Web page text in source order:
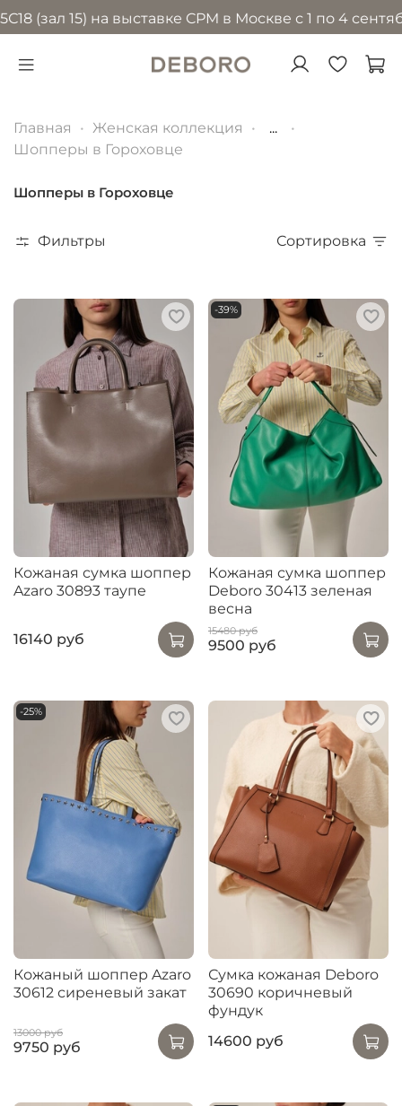
15) на выставке CPM в Москве с 1 по 4
Главная Женская коллекция
...
Шопперы в Гороховце
Шопперы в Гороховце
Фильтры Сортировка
Кожаная сумка шоппер
Azaro 30893 таупе
16140 руб
-39%
Кожаная сумка шоппер
Deboro 30413 зеленая
весна
15480 руб
9500 руб
-25%
Кожаный шоппер Azaro
30612 сиреневый закат
13000 руб
9750 руб
Сумка кожаная Deboro
30690 коричневый
фундук
14600 руб